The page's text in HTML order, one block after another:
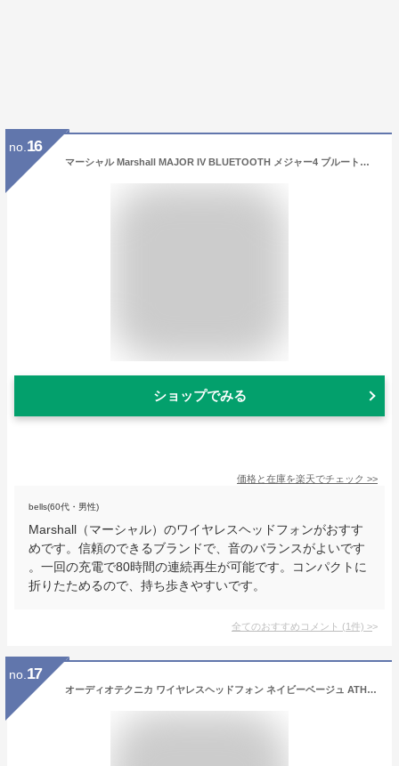
no. 16
マーシャル Marshall MAJOR IV BLUETOOTH メジャー4 ブルートゥース ワイヤレスヘッドホン マーシャル メジャー4 マーシャルヘッドホン ワイヤレス ブルートゥース iphone android マイク 通話 折りたたみ ワイヤレスヘッドフォン
ショップでみる
価格と在庫を楽天でチェック >>
bells(60代・男性)
Marshall（マーシャル）のワイヤレスヘッドフォンがおすす
めです。信頼のできるブランドで、音のバランスがよいです
。一回の充電で80時間の連続再生が可能です。コンパクトに
折りたためるので、持ち歩きやすいです。
全てのおすすめコメント (1件) >
no. 17
オーディオテクニカ ワイヤレスヘッドフォン ネイビーベージュ ATH-S220BT NBG [ATHS220BTNBG]【RNH】